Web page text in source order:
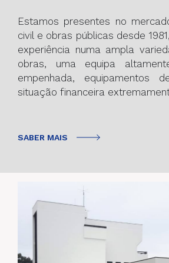
Estamos presentes no
civil e obras públicas desde
experiência numa ampla
obras, uma equipa
empenhada,
situação financeira
SABER MAIS